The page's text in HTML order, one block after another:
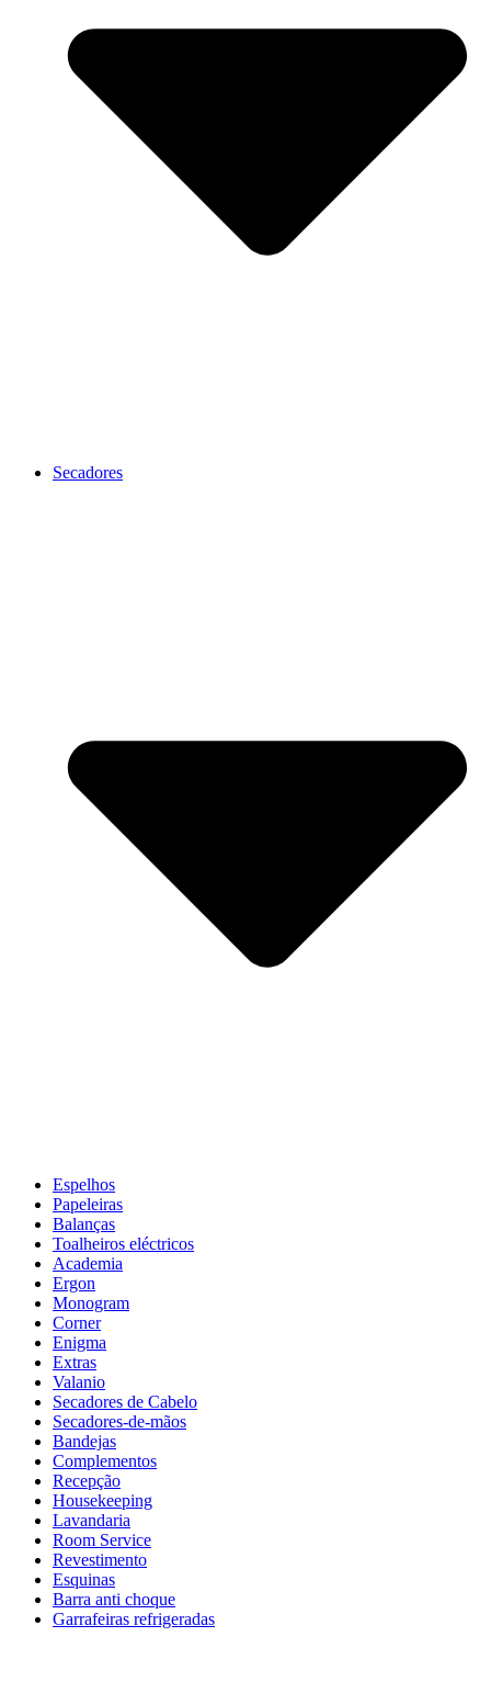
Secadores
Espelhos
Papeleiras
Balanças
Toalheiros eléctricos
Academia
Ergon
Monogram
Corner
Enigma
Extras
Valanio
Secadores de Cabelo
Secadores-de-mãos
Bandejas
Complementos
Recepção
Housekeeping
Lavandaria
Room Service
Revestimento
Esquinas
Barra anti choque
Garrafeiras refrigeradas